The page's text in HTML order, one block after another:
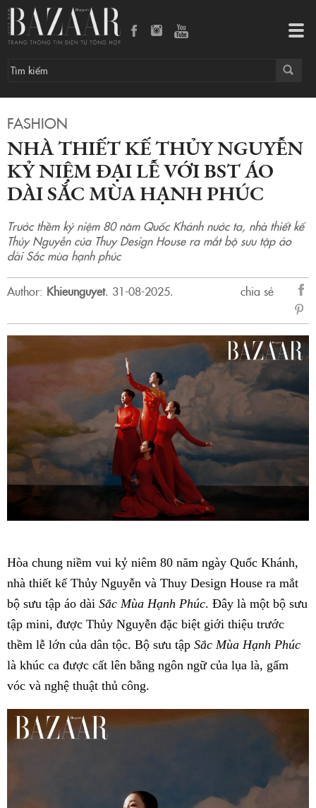
FASHION
NHÀ THIẾT KẾ THỦY NGUYỄN
KỶ NIỆM ĐẠI LỄ VỚI BST ÁO
DÀI SẮC MÙA HẠNH PHÚC
Trước thềm kỷ niệm 80 năm Quốc Khánh nước ta, nhà thiết kế
Thủy Nguyễn của Thuy Design House ra mắt bộ sưu tập áo
dài Sắc mùa hạnh phúc
Author: Khieunguyet. 31-08-2025.
chia sẻ
sẻ
Hòa chung niềm vui kỷ niêm 80 năm ngày Quốc Khánh,
nhà thiết kế Thủy Nguyễn và Thuy Design House ra mắt
bộ sưu tập áo dài Sắc Mùa Hạnh Phúc. Đây là một bộ sưu
tập mini, được Thủy Nguyễn đặc biệt giới thiệu trước
thềm lễ lớn của dân tộc. Bộ sưu tập Sắc Mùa Hạnh Phúc
là khúc ca được cất lên bằng ngôn ngữ của lụa là, gấm
vóc và nghệ thuật thủ công.